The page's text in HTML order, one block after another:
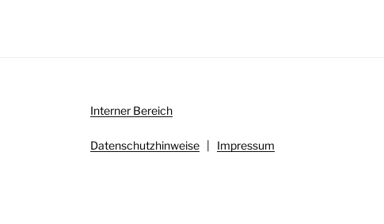
Interner Bereich
Datenschutzhinweise | Impressum